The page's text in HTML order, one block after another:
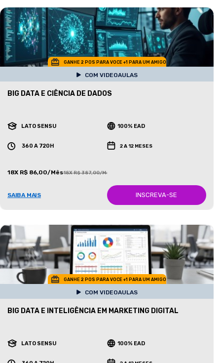
GANHE 2 POS PARA VOCE +1 PARA UM AMIGO
COM VIDEOAULAS
BIG DATA E CIÊNCIA DE DADOS
LATO SENSU 100% EAD
360 A 720H 2 A 12 MESES
18X R$ 86,00/Mês18X R$ 387,00/Mês
SAIBA MAIS INSCREVA-SE
GANHE 2 POS PARA VOCE +1 PARA UM AMIGO
COM VIDEOAULAS
BIG DATA E INTELIGÊNCIA EM MARKETING DIGITAL
LATO SENSU 100% EAD